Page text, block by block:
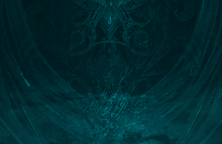
Lyria
ルリア
CV：東山奈央
Vyrn
ビィ
CV：釘宮理恵